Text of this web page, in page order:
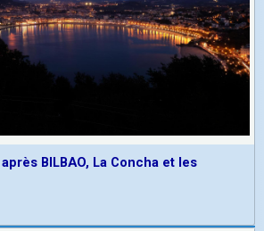
BILBAO, La Concha et les